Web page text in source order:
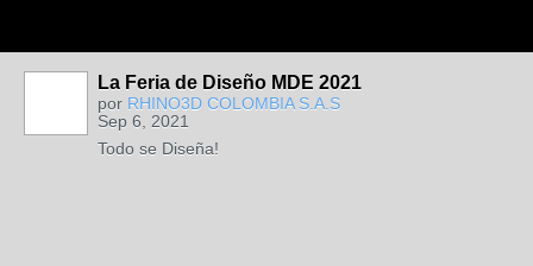
La Feria de Diseño MDE 2021
por RHINO3D COLOMBIA S.A.S
Sep 6, 2021
Todo se Diseña!